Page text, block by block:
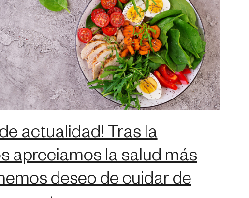
actualidad! Tras la
apreciamos la salud más
deseo de cuidar de